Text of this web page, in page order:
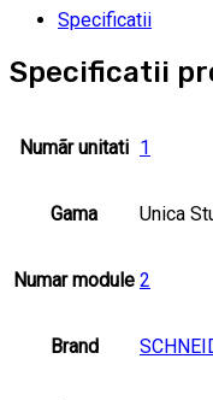
Specificatii
Specificatii
Numãr unitati 1
Gama Unica
Numar module 2
Brand